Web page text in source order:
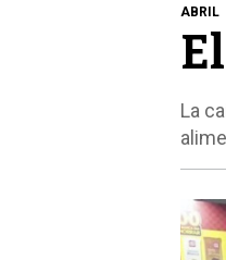
ABRIL
La